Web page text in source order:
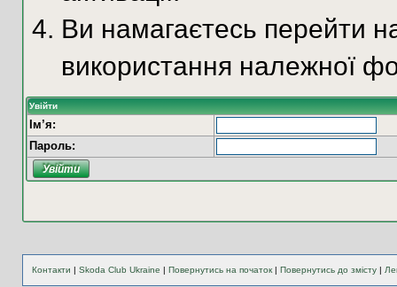
Ви намагаєтесь перейти
використання належної
Увійти
Ім’я:
Пароль:
Контакти | Skoda Club Ukraine | Повернутись на початок| Повернутись до змісту|